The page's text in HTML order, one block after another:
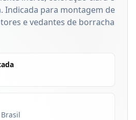
Indicada para montagem de
e vedantes de borracha